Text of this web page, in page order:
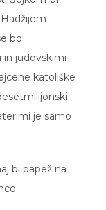
bo
in judovskimi
katoliške
je samo
bi papež na